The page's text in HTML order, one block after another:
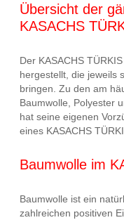
Übersicht der
KASACHS
Der KASACHS
hergestellt, die jeweils
bringen. Zu den am
Baumwolle, Polyester
hat seine eigenen
eines KASACHS
Baumwolle im
Baumwolle ist ein
zahlreichen positiven